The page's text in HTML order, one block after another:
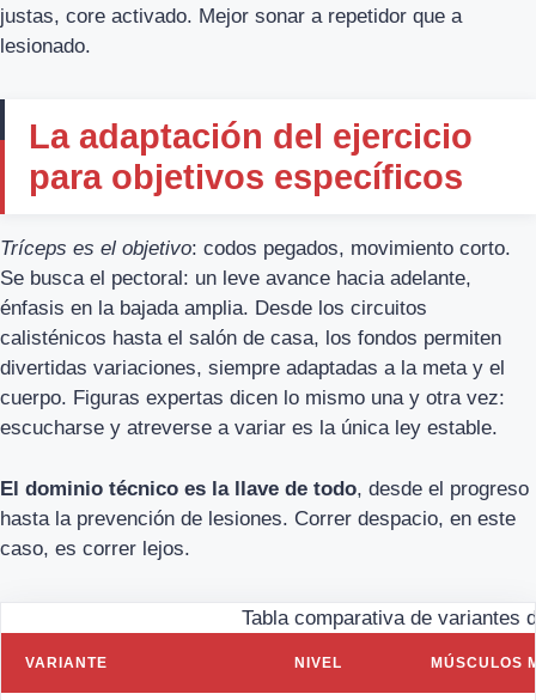
justas, core activado. Mejor sonar a repetidor que a
lesionado.
La adaptación del ejercicio
para objetivos específicos
Tríceps es el objetivo: codos pegados, movimiento corto.
Se busca el pectoral: un leve avance hacia adelante,
énfasis en la bajada amplia. Desde los circuitos
calisténicos hasta el salón de casa, los fondos permiten
divertidas variaciones, siempre adaptadas a la meta y el
cuerpo. Figuras expertas dicen lo mismo una y otra vez:
escucharse y atreverse a variar es la única ley estable.
El dominio técnico es la llave de todo, desde el progreso
hasta la prevención de lesiones. Correr despacio, en este
caso, es correr lejos.
Tabla comparativa de variantes
VARIANTE NIVEL MÚSCULOS